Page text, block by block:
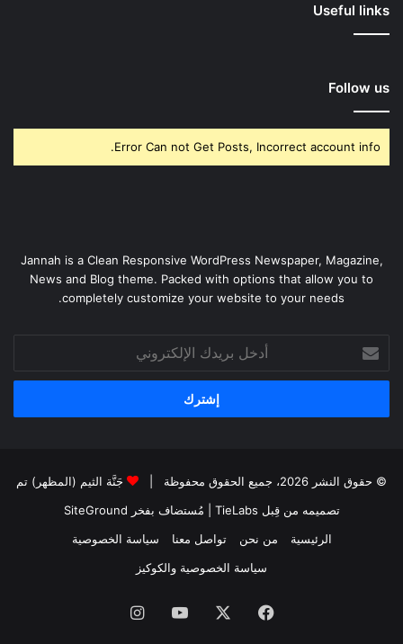
Useful links
Follow us
Error Can not Get Posts, Incorrect account info.
Jannah is a Clean Responsive WordPress Newspaper, Magazine,
News and Blog theme. Packed with options that allow you to
completely customize your website to your needs.
بريدك
الإلكتروني
© حقوق النشر 2026، جميع الحقوق محفوظة |
جَنَّة الثيم (المظهر) تم
تصميمه من قِبل TieLabs
| مُستضاف بفخر SiteGround
الرئيسية
من نحن تواصل معنا
سياسة الخصوصية
سياسة الخصوصية والكوكيز
فيسبوك ‫YouTubeانستقرام